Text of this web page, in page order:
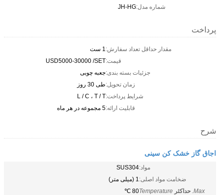
شماره مدل:JH-HG
پرداخت
مقدار حداقل تعداد سفارش:1 ست
قیمت:USD5000-30000 /SET
جزئیات بسته بندی:جعبه چوبی
زمان تحویل:طی 30 روز
شرایط پرداخت:L / C ، T / T
قابلیت ارائه:5 مجموعه در هر ماه
شرح
اجاق گاز خشک کن سینی
مواد:SUS304
ضخامت مواد اصلی:1 (میلی متر)
Max. حداکثر Temperature
80 ℃